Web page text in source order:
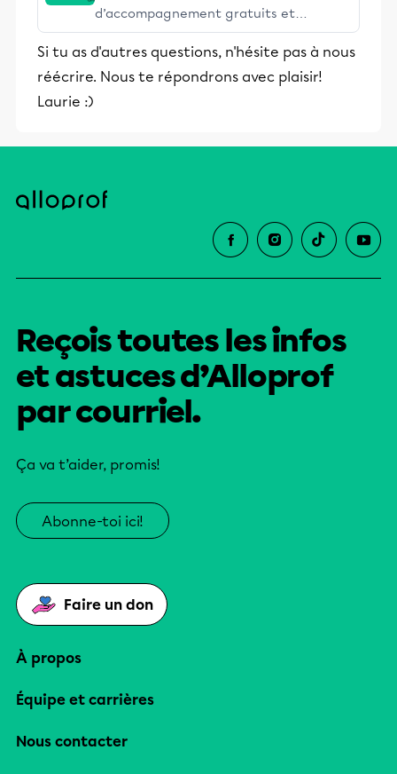
d’accompagnement gratuits et
stimulants, Alloprof engage les élèves
et leurs parents dans la réussite
éducative.
Si tu as d'autres questions, n'hésite pas à nous
réécrire. Nous te répondrons avec plaisir!
Laurie :)
Reçois toutes les infos
et astuces d’Alloprof
par courriel.
Ça va t’aider, promis!
Abonne-toi ici!
Faire un don
À propos
Équipe et carrières
Nous contacter